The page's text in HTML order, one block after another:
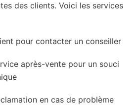
des clients. Voici les services
pour contacter un conseiller
après-vente pour un souci
en cas de problème